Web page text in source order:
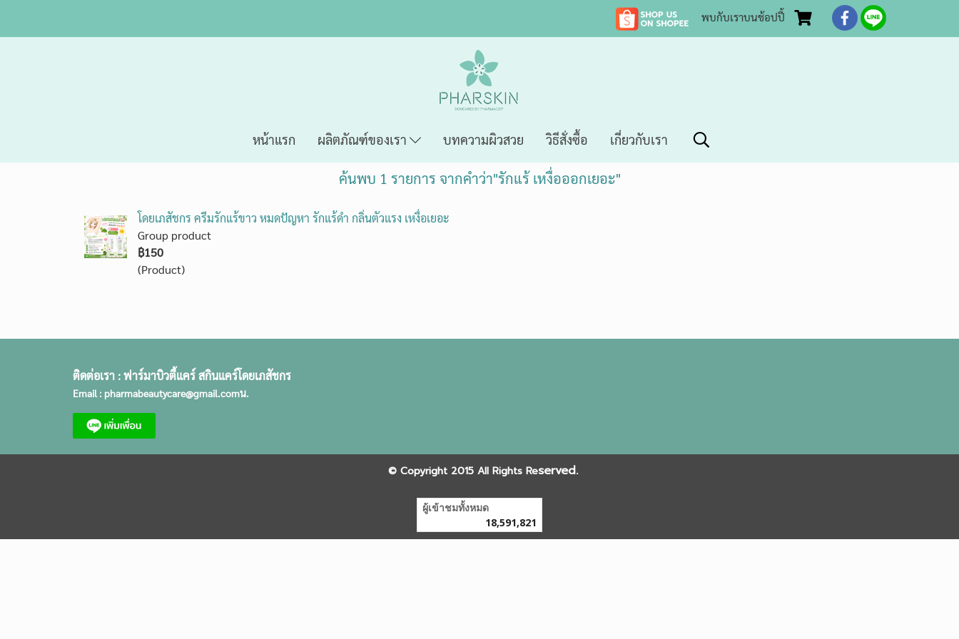
พบกับเราบนช้อปปี้
หน้าแรก ผลิตภัณฑ์ของเรา บทความผิวสวย วิธีสั่งซื้อ เกี่ยวกับเรา
ค้นพบ 1 รายการ จากคำว่า"รักแร้ เหงื่อออกเยอะ"
โดยเภสัชกร ครีมรักแร้ขาว หมดปัญหา รักแร้ดำ กลิ่นตัวแรง เหงื่อเยอะ
Group product
฿150
(Product)
ติดต่อเรา :ฟาร์มาบิวตี้แคร์ สกินแคร์โดยเภสัชกร
Email : pharmabeautycare@gmail.comน.
© Copyright 2015 All Rights Reserved.
ผู้เข้าชมทั้งหมด
18,591,821